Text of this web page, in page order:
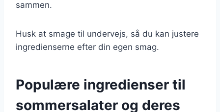
sammen.
Husk at smage til undervejs, så du kan justere
ingredienserne efter din egen smag.
Populære ingredienser til
sommersalater og deres